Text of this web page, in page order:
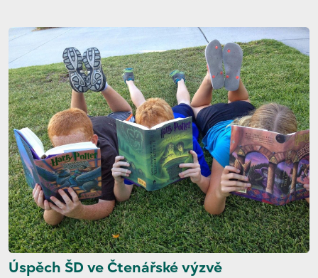
Úspěch ŠD ve Čtenářské výzvě